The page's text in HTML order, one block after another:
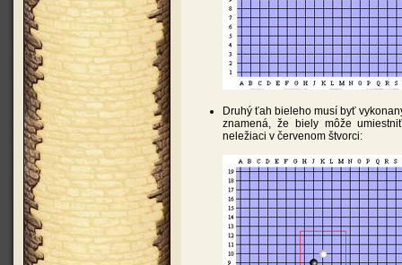
Druhý ťah bieleho musí byť
znamená, že biely môže
neležiaci v červenom štvorci: